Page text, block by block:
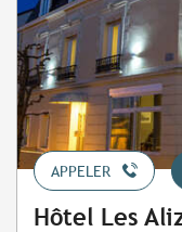
APPELER
Hôtel Les